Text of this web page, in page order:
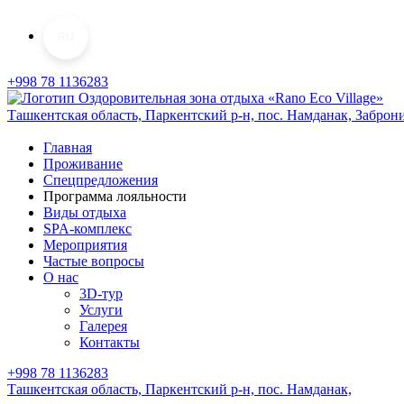
+998 78 1136283
Ташкентская область, Паркентский р-н, пос. Намданак,
Главная
Проживание
Спецпредложения
Программа лояльности
Виды отдыха
SPA-комплекс
Мероприятия
Частые вопросы
О нас
3D-тур
Услуги
Галерея
Контакты
+998 78 1136283
Ташкентская область, Паркентский р-н, пос. Намданак,